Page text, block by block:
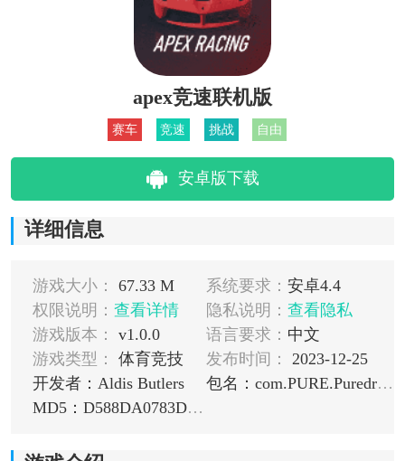
挂机养成
apex竞速联机版
赛车 竞速 挑战 自由
安卓版下载
详细信息
游戏大小： 67.33 M 系统要求： 安卓4.4
权限说明： 查看详情 隐私说明： 查看隐私
游戏版本：
v1.0.0 语言要求： 中文
游戏类型：
体育竞技 发布时间：
2023-12-25
开发者：Aldis Butlers
包名：com.PURE.Puredrifting
MD5：D588DA0783DCACDEA69EC2E80CBDD911